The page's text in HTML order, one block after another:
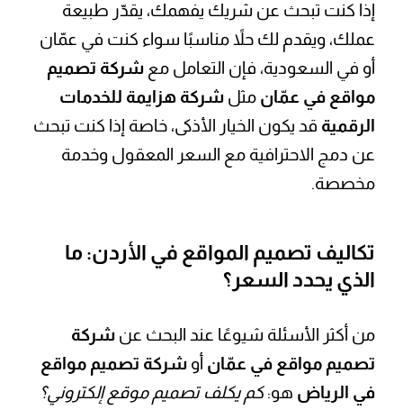
إذا كنت تبحث عن شريك يفهمك، يقدّر طبيعة
عملك، ويقدم لك حلاً مناسبًا سواء كنت في عمّان
أو في السعودية، فإن التعامل معشركة تصميم
مواقع في عمّان مثلشركة هزايمة للخدمات
الرقمية قد يكون الخيار الأذكى، خاصة إذا كنت تبحث
عن دمج الاحترافية مع السعر المعقول وخدمة
مخصصة.
تكاليف تصميم المواقع في الأردن: ما
الذي يحدد السعر؟
من أكثر الأسئلة شيوعًا عند البحث عنشركة
تصميم مواقع في عمّان أوشركة تصميم مواقع
في الرياض هو:كم يكلف تصميم موقع إلكتروني؟